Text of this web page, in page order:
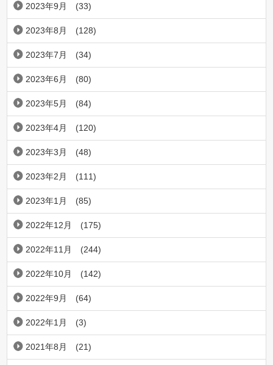
2023年9月 (33)
2023年8月 (128)
2023年7月 (34)
2023年6月 (80)
2023年5月 (84)
2023年4月 (120)
2023年3月 (48)
2023年2月 (111)
2023年1月 (85)
2022年12月 (175)
2022年11月 (244)
2022年10月 (142)
2022年9月 (64)
2022年1月 (3)
2021年8月 (21)